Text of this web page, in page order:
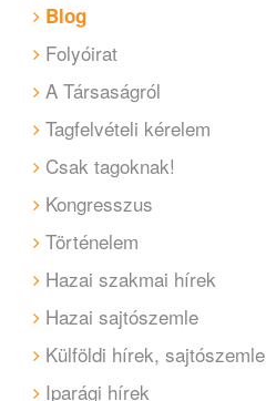
Blog
Folyóirat
A Társaságról
Tagfelvételi kérelem
Csak tagoknak!
Kongresszus
Történelem
Hazai szakmai hírek
Hazai sajtószemle
Külföldi hírek, sajtószemle
Iparági hírek